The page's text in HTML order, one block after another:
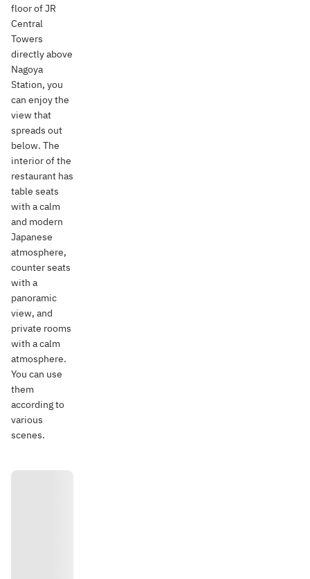
floor of JR
Central
Towers
directly above
Nagoya
Station, you
can enjoy the
view that
spreads out
below. The
interior of the
restaurant has
table seats
with a calm
and modern
Japanese
atmosphere,
counter seats
with a
panoramic
view, and
private rooms
with a calm
atmosphere.
You can use
them
according to
various
scenes.